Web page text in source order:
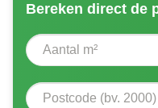
Bereken direct de